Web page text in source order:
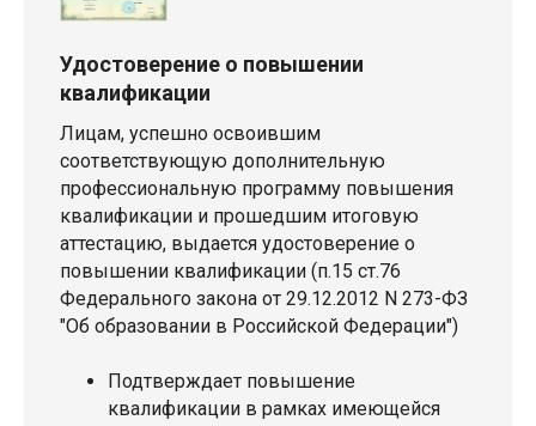
Удостоверение о повышении
квалификации
Лицам, успешно освоившим
соответствующую дополнительную
профессиональную программу повышения
квалификации и прошедшим итоговую
аттестацию, выдается удостоверение о
повышении квалификации (п.15 ст.76
Федерального закона от 29.12.2012 N 273-ФЗ
"Об образовании в Российской Федерации")
Подтверждает повышение
квалификации в рамках имеющейся